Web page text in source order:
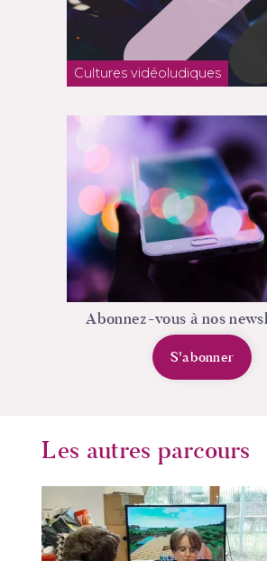
Cultures vidéoludiques
Abonnez-vous à nos
S'abonner
Les autres parcours